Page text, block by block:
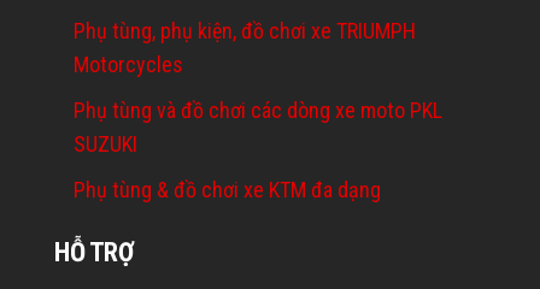
Phụ tùng, phụ kiện, đồ chơi xe TRIUMPH
Motorcycles
Phụ tùng và đồ chơi các dòng xe moto PKL
SUZUKI
Phụ tùng & đồ chơi xe KTM đa dạng
HỖ TRỢ